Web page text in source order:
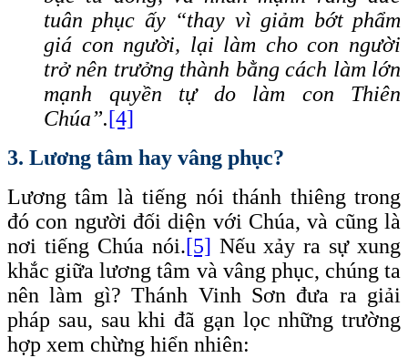
tuân phục ấy “thay vì giảm bớt phẩm
giá con người, lại làm cho con người
trở nên trưởng thành bằng cách làm lớn
mạnh quyền tự do làm con Thiên
Chúa”.[4]
3. Lương tâm hay vâng phục?
Lương tâm là tiếng nói thánh thiêng trong
đó con người đối diện với Chúa, và cũng là
nơi tiếng Chúa nói.[5] Nếu xảy ra sự xung
khắc giữa lương tâm và vâng phục, chúng ta
nên làm gì? Thánh Vinh Sơn đưa ra giải
pháp sau, sau khi đã gạn lọc những trường
hợp xem chừng hiển nhiên: